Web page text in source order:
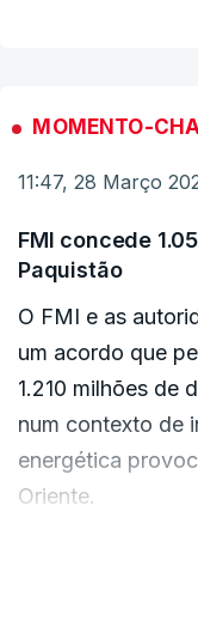
MOMENTO-
11:47, 28 Março
FMI concede
Paquistão
O FMI e as
um acordo que
1.210 milhões de
num contexto de
energética
Oriente.